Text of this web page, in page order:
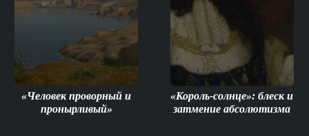
«Человек проворный и
пронырливый»
«Король-солнце»: блеск и
затмение абсолютизма